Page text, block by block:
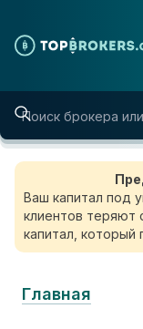
Ваш капитал под
клиентов теряют
капитал, который
Главная